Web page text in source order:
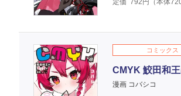
定価 792 円（本体
コミックス
CMYK 鮫田和
漫画 コバシコ